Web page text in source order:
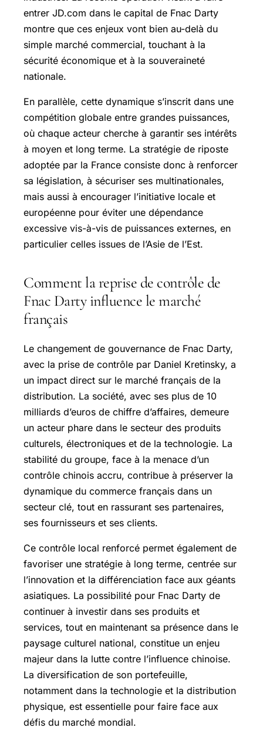
entrer JD.com dans le capital de Fnac Darty
montre que ces enjeux vont bien au-delà du
simple marché commercial, touchant à la
sécurité économique et à la souveraineté
nationale.
En parallèle, cette dynamique s’inscrit dans une
compétition globale entre grandes puissances,
où chaque acteur cherche à garantir ses intérêts
à moyen et long terme. La stratégie de riposte
adoptée par la France consiste donc à renforcer
sa législation, à sécuriser ses multinationales,
mais aussi à encourager l’initiative locale et
européenne pour éviter une dépendance
excessive vis-à-vis de puissances externes, en
particulier celles issues de l’Asie de l’Est.
Comment la reprise de contrôle de
Fnac Darty influence le marché
français
Le changement de gouvernance de Fnac Darty,
avec la prise de contrôle par Daniel Kretinsky, a
un impact direct sur le marché français de la
distribution. La société, avec ses plus de 10
milliards d’euros de chiffre d’affaires, demeure
un acteur phare dans le secteur des produits
culturels, électroniques et de la technologie. La
stabilité du groupe, face à la menace d’un
contrôle chinois accru, contribue à préserver la
dynamique du commerce français dans un
secteur clé, tout en rassurant ses partenaires,
ses fournisseurs et ses clients.
Ce contrôle local renforcé permet également de
favoriser une stratégie à long terme, centrée sur
l’innovation et la différenciation face aux géants
asiatiques. La possibilité pour Fnac Darty de
continuer à investir dans ses produits et
services, tout en maintenant sa présence dans le
paysage culturel national, constitue un enjeu
majeur dans la lutte contre l’influence chinoise.
La diversification de son portefeuille,
notamment dans la technologie et la distribution
physique, est essentielle pour faire face aux
défis du marché mondial.